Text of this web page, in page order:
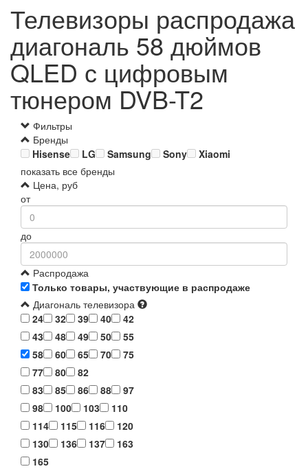
Телевизоры распродажа
диагональ 58 дюймов
QLED с цифровым
тюнером DVB-T2
Фильтры
Бренды
Hisense
LG Samsung Sony
Xiaomi
показать все бренды
Цена, руб
от
до
Распродажа
Только товары, участвующие в распродаже
Диагональ телевизора
24
32 39 40
42
43
48 49 50
55
58
60 65 70
75
77
80
82
83
85 86 88
97
98
100 103
110
114
115 116
120
130
136 137
163
165